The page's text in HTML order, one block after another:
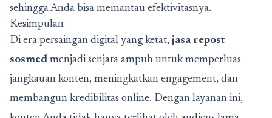
sehingga Anda bisa memantau efektivitasnya.
Kesimpulan
Di era persaingan digital yang ketat, jasa repost
sosmed menjadi senjata ampuh untuk memperluas
jangkauan konten, meningkatkan engagement, dan
membangun kredibilitas online. Dengan layanan ini,